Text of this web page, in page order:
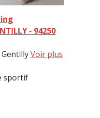
- 94250
Voir plus
sportif